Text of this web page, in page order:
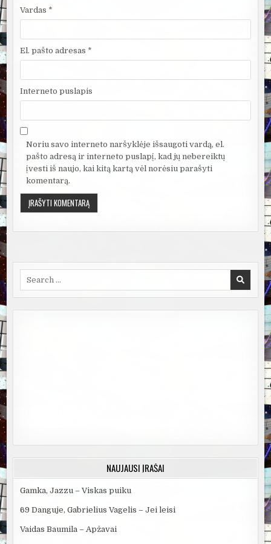
Vardas *
El. pašto adresas *
Interneto puslapis
Noriu savo interneto naršyklėje išsaugoti vardą, el.
pašto adresą ir interneto puslapį, kad jų nebereiktų
įvesti iš naujo, kai kitą kartą vėl norėsiu parašyti
komentarą.
NAUJAUSI ĮRAŠAI
Gamka, Jazzu – Viskas puiku
69 Danguje, Gabrielius Vagelis – Jei leisi
Vaidas Baumila – Apžavai